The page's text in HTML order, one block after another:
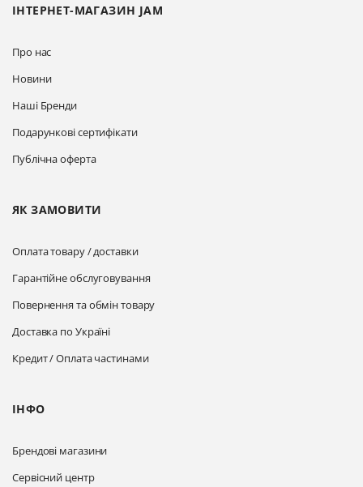
ІНТЕРНЕТ-МАГАЗИН JAM
Про нас
Новини
Наші Бренди
Подарункові сертифікати
Публічна оферта
ЯК ЗАМОВИТИ
Оплата товару / доставки
Гарантійне обслуговування
Повернення та обмін товару
Доставка по Україні
Кредит / Оплата частинами
ІНФО
Брендові магазини
Сервісний центр